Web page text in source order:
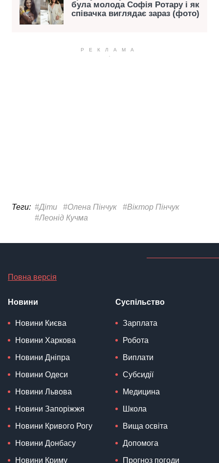
Повна версія
Новини
Новини Києва
Новини Харкова
Новини Дніпра
Новини Одеси
Новини Львова
Новини Запоріжжя
Новини Кривого Рогу
Новини Донбасу
Новини Криму
Суспільство
Зарплата
Робота
Виплати
Субсидії
Медицина
Школа
Вища освіта
Допомога
Прогноз погоди